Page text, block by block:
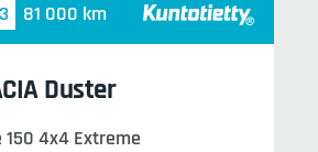
81 000 km
Duster
150 4x4 Extreme